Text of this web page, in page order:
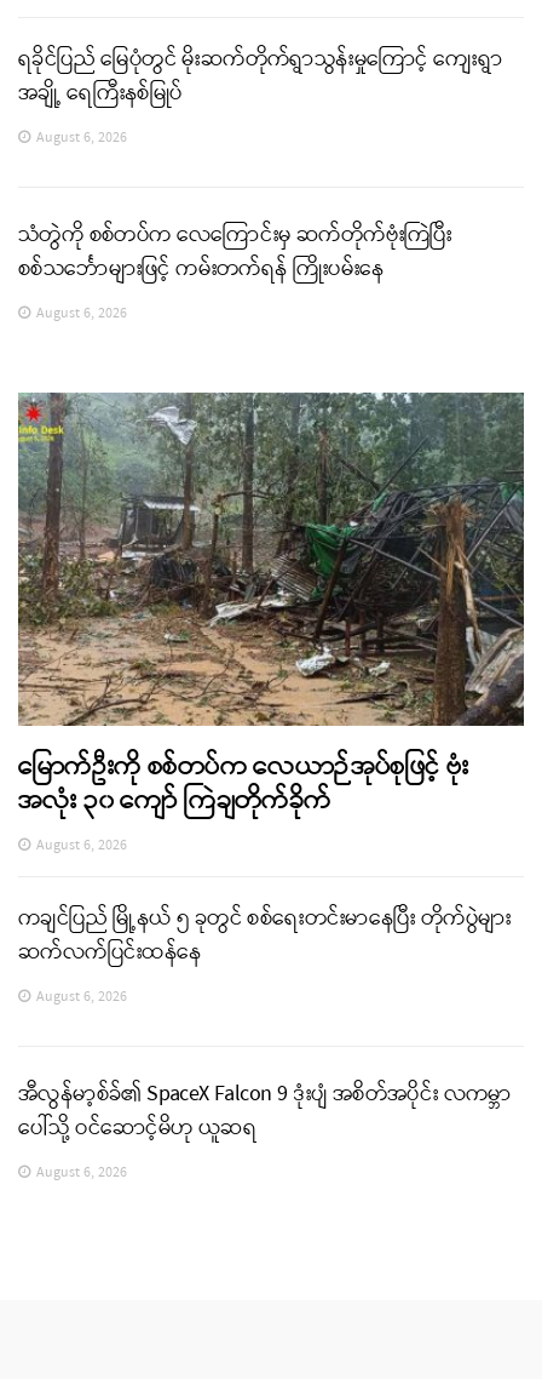
ရခိုင်ပြည် မြေပုံတွင် မိုးဆက်တိုက်ရွာသွန်းမှုကြောင့် ကျေးရွာ
အချို့ ရေကြီးနစ်မြုပ်
August 6, 2026
သံတွဲကို စစ်တပ်က လေကြောင်းမှ ဆက်တိုက်ဗုံးကြဲပြီး
စစ်သင်္ဘောများဖြင့် ကမ်းတက်ရန် ကြိုးပမ်းနေ
August 6, 2026
မြောက်ဦးကို စစ်တပ်က လေယာဉ်အုပ်စုဖြင့် ဗုံး
အလုံး ၃၀ ကျော် ကြဲချတိုက်ခိုက်
August 6, 2026
ကချင်ပြည် မြို့နယ် ၅ ခုတွင် စစ်ရေးတင်းမာနေပြီး တိုက်ပွဲများ
ဆက်လက်ပြင်းထန်နေ
August 6, 2026
အီလွန်မာ့စ်ခ်၏ SpaceX Falcon 9 ဒုံးပျံ အစိတ်အပိုင်း လကမ္ဘာ
ပေါ်သို့ ဝင်ဆောင့်မိဟု ယူဆရ
August 6, 2026